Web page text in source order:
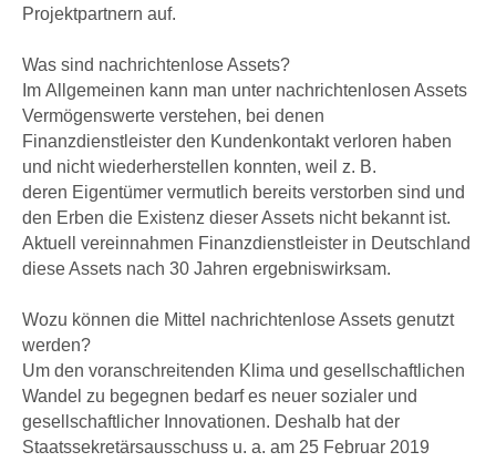
Projektpartnern auf.
Was sind nachrichtenlose Assets?
Im Allgemeinen kann man unter nachrichtenlosen Assets
Vermögenswerte verstehen, bei denen
Finanzdienstleister den Kundenkontakt verloren haben
und nicht wiederherstellen konnten, weil z. B.
deren Eigentümer vermutlich bereits verstorben sind und
den Erben die Existenz dieser Assets nicht bekannt ist.
Aktuell vereinnahmen Finanzdienstleister in Deutschland
diese Assets nach 30 Jahren ergebniswirksam.
Wozu können die Mittel nachrichtenlose Assets genutzt
werden?
Um den voranschreitenden Klima und gesellschaftlichen
Wandel zu begegnen bedarf es neuer sozialer und
gesellschaftlicher Innovationen. Deshalb hat der
Staatssekretärsausschuss u. a. am 25 Februar 2019